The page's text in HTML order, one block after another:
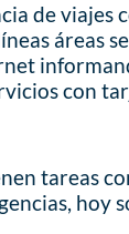
de viajes
áreas
con
tareas
hoy